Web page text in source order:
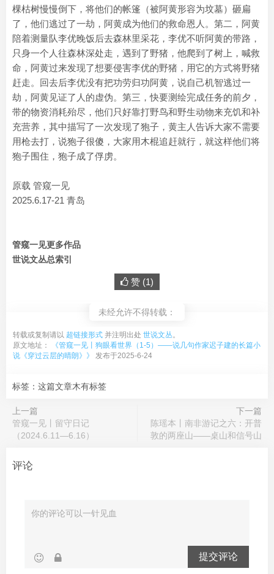
棵枯树慢慢倒下，将他们的帐篷（被阿黄形容为坟墓）砸扁
了，他们逃过了一劫，阿黄成为他们的救命恩人。第二，阿黄
陪着测量队李优晚饭后去森林里采花，李优不听阿黄的带路，
只身一个人往森林深处走，遇到了野猪，他爬到了树上，喊救
命，阿黄过来发现了想要侵害李优的野猪，用它的方式将野猪
赶走。回去后李优没有把功劳归功阿黄，说自己机智逃过一
劫，阿黄见证了人的虚伪。第三，快要测绘完成任务的前夕，
带的物资消耗殆尽，他们只好靠打野鸟和野生动物来充饥和补
充营养，其中描写了一次发现了狍子，黄主人告诉大家不需要
用枪去打，说狍子很傻，大家用木棍追赶就行，就这样他们将
狍子围住，狍子成了俘虏。
原载 管窥一见
2025.6.17-21 青岛
管窥一见更多作品
世说文丛总索引
赞 (1)
未经允许不得转载：
转载或复制请以 超链接形式 并注明出处 世说文丛。
原文地址：
《管窥一见丨狗眼看世界（1-5）——说几句作家迟子建的长篇小
说《穿过云层的晴朗》》
发布于2025-6-24
标签：这篇文章木有标签
上一篇
管窥一见丨留守日记
（2024.6.11—6.16）
下一篇
陈瑶本丨南非游记之六：开普
敦的两座山——桌山和信号山
评论
提交评论